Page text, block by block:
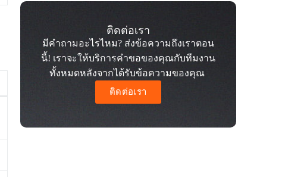
ติดต่อเรา
มีคำถามอะไรไหม? ส่งข้อความถึงเราตอน
นี้! เราจะให้บริการคำขอของคุณกับทีมงาน
ทั้งหมดหลังจากได้รับข้อความของคุณ
ติดต่อเรา